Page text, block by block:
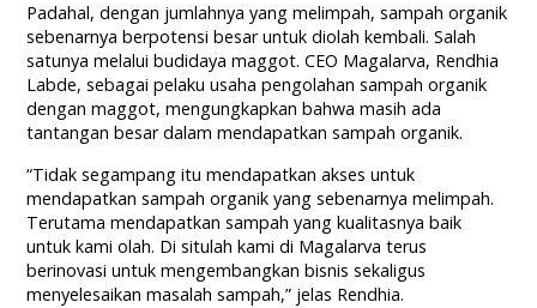
Padahal, dengan jumlahnya yang melimpah, sampah organik
sebenarnya berpotensi besar untuk diolah kembali. Salah
satunya melalui budidaya maggot. CEO Magalarva, Rendhia
Labde, sebagai pelaku usaha pengolahan sampah organik
dengan maggot, mengungkapkan bahwa masih ada
tantangan besar dalam mendapatkan sampah organik.
“Tidak segampang itu mendapatkan akses untuk
mendapatkan sampah organik yang sebenarnya melimpah.
Terutama mendapatkan sampah yang kualitasnya baik
untuk kami olah. Di situlah kami di Magalarva terus
berinovasi untuk mengembangkan bisnis sekaligus
menyelesaikan masalah sampah,” jelas Rendhia.